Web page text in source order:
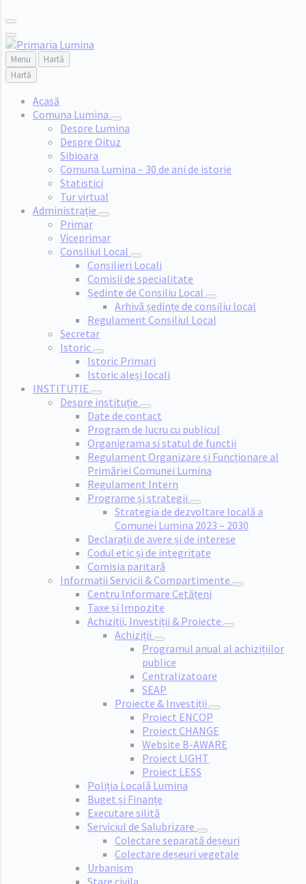
Menu
Hartă
Hartă
Acasă
Comuna Lumina
Despre Lumina
Despre Oituz
Sibioara
Comuna Lumina – 30 de ani de istorie
Statistici
Tur virtual
Administrație
Primar
Viceprimar
Consiliul Local
Consilieri Locali
Comisii de specialitate
Ședinte de Consiliu Local
Arhivă ședințe de consiliu local
Regulament Consiliul Local
Secretar
Istoric
Istoric Primari
Istoric aleși locali
INSTITUȚIE
Despre instituție
Date de contact
Program de lucru cu publicul
Organigrama si statul de functii
Regulament Organizare și Funcționare al
Primăriei Comunei Lumina
Regulament Intern
Programe și strategii
Strategia de dezvoltare locală a
Comunei Lumina 2023 – 2030
Declarații de avere și de interese
Codul etic și de integritate
Comisia paritară
Informații Servicii & Compartimente
Centru Informare Cetățeni
Taxe și Impozite
Achiziții, Investiții & Proiecte
Achiziții
Programul anual al achizițiilor
publice
Centralizatoare
SEAP
Proiecte & Investiții
Proiect ENCOP
Proiect CHANGE
Website B-AWARE
Proiect LIGHT
Proiect LESS
Poliția Locală Lumina
Buget și Finanțe
Executare silită
Serviciul de Salubrizare
Colectare separată deșeuri
Colectare deșeuri vegetale
Urbanism
Stare civila